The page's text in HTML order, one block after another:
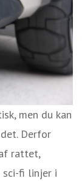
men du kan
Derfor
rattet,
sci-fi linjer i